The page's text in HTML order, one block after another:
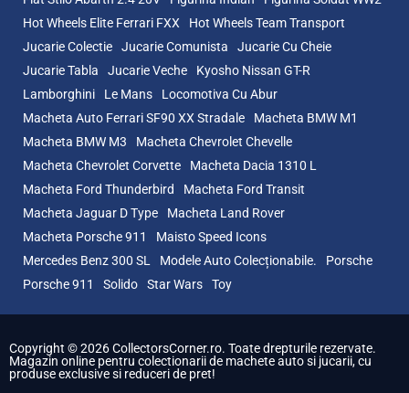
Hot Wheels Elite Ferrari FXX
Hot Wheels Team Transport
Jucarie Colectie
Jucarie Comunista
Jucarie Cu Cheie
Jucarie Tabla
Jucarie Veche
Kyosho Nissan GT-R
Lamborghini
Le Mans
Locomotiva Cu Abur
Macheta Auto Ferrari SF90 XX Stradale
Macheta BMW M1
Macheta BMW M3
Macheta Chevrolet Chevelle
Macheta Chevrolet Corvette
Macheta Dacia 1310 L
Macheta Ford Thunderbird
Macheta Ford Transit
Macheta Jaguar D Type
Macheta Land Rover
Macheta Porsche 911
Maisto Speed Icons
Mercedes Benz 300 SL
Modele Auto Colecționabile.
Porsche
Porsche 911
Solido Star Wars Toy
Copyright © 2026 CollectorsCorner.ro. Toate drepturile rezervate.
Magazin online pentru colectionarii de machete auto si jucarii, cu
produse exclusive si reduceri de pret!